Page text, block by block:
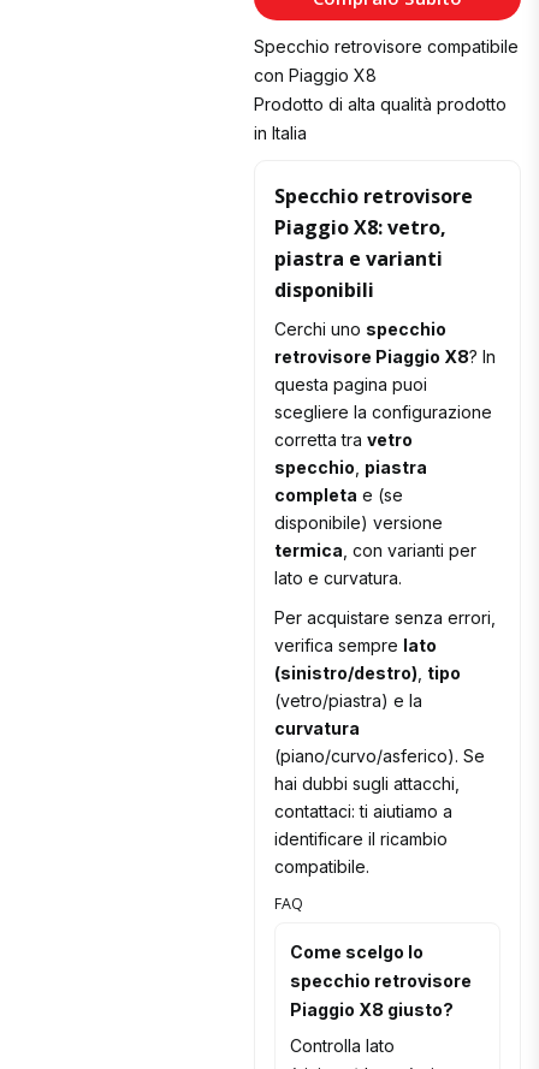
Carrello
Specchio retrovisore compatibile
con Piaggio X8
Prodotto di alta qualità prodotto
in Italia
Specchio retrovisore
Piaggio X8: vetro,
piastra e varianti
disponibili
Cerchi uno specchio
retrovisore Piaggio X8? In
questa pagina puoi
scegliere la configurazione
corretta travetro
specchio piastra
completa e (se
disponibile) versione
termica , con varianti per
lato e curvatura.
Per acquistare senza errori,
verifica sempre lato
(sinistro/destro) tipo
(vetro/piastra) e la
curvatura
(piano/curvo/asferico). Se
hai dubbi sugli attacchi,
contattaci: ti aiutiamo a
identificare il ricambio
compatibile.
FAQ
Come scelgo lo
specchio retrovisore
Piaggio X8 giusto?
Controlla lato